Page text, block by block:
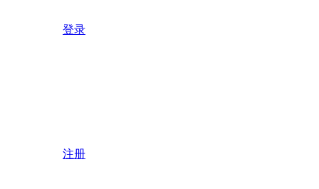
登录
注册